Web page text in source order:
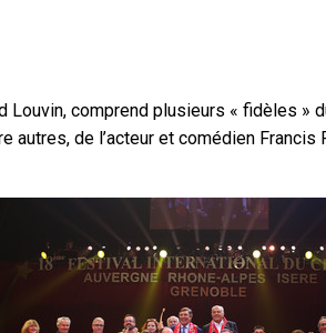
comprend plusieurs « fidèles »
de l’acteur et comédien Francis